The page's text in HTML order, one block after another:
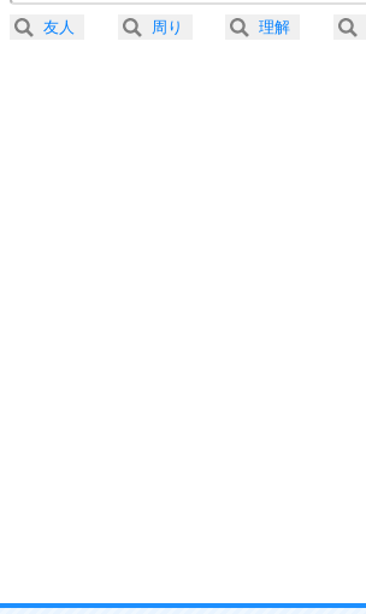
プラス思考
ことが大切。
2.5倍速 （122KB 31秒）
3.0倍速 （102KB 25秒）
友人 周り 理解